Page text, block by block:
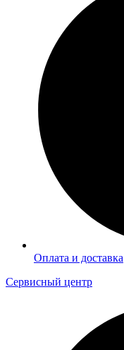
Оплата и доставка
Сервисный центр